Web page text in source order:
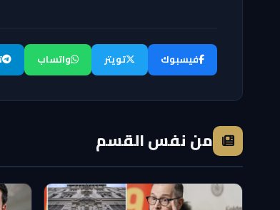
فيسبوك تويتر واتساب
من نفس القسم